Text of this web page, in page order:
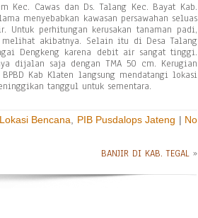
Kec. Cawas dan Ds. Talang Kec. Bayat Kab.
menyebabkan kawasan persawahan seluas
perhitungan kerusakan tanaman padi,
akibatnya. Selain itu di Desa Talang
Dengkeng karena debit air sangat tinggi.
dijalan saja dengan TMA 50 cm. Kerugian
Kab Klaten langsung mendatangi lokasi
tanggul untuk sementara.
Lokasi Bencana PIB Pusdalops Jateng | No
BANJIR DI KAB. TEGAL »